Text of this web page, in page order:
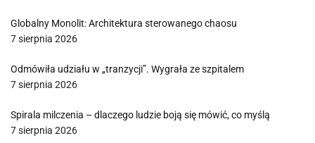
Globalny Monolit: Architektura sterowanego chaosu
7 sierpnia 2026
Odmówiła udziału w „tranzycji”. Wygrała ze szpitalem
7 sierpnia 2026
Spirala milczenia – dlaczego ludzie boją się mówić, co myślą
7 sierpnia 2026